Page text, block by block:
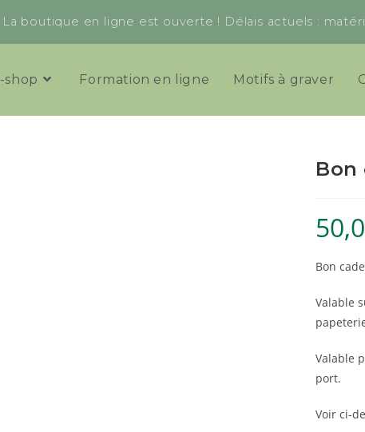
La boutique en ligne est ouverte ! Délais actuels :
shop Formation en ligne Motifs à graver
Bon
Bon
Valable
Valable
port.
Voir ci-